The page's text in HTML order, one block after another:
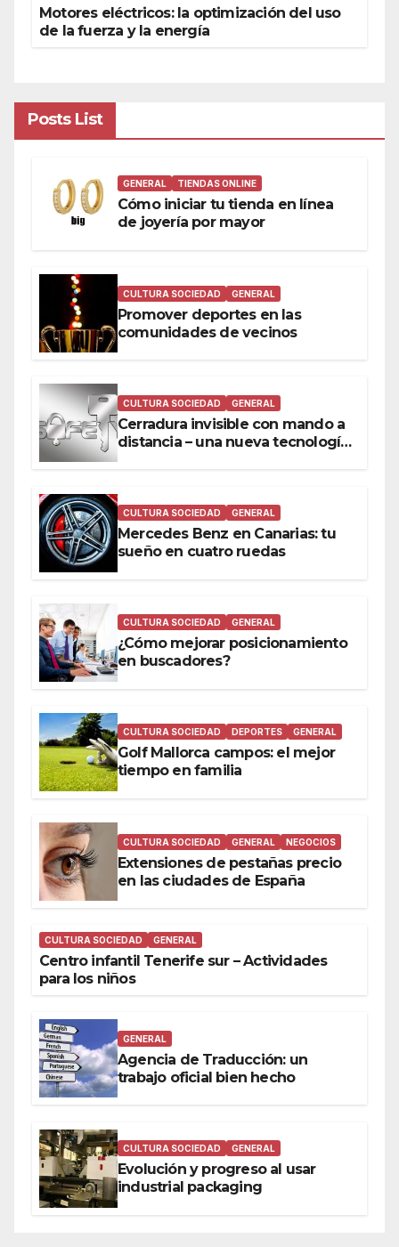
Motores eléctricos: la optimización del uso
de la fuerza y la energía
Posts List
GENERAL TIENDAS ONLINE
Cómo iniciar tu tienda en línea
de joyería por mayor
CULTURA SOCIEDAD GENERAL
Promover deportes en las
comunidades de vecinos
CULTURA SOCIEDAD GENERAL
Cerradura invisible con mando a
distancia – una nueva tecnología
CULTURA SOCIEDAD GENERAL
Mercedes Benz en Canarias: tu
sueño en cuatro ruedas
CULTURA SOCIEDAD GENERAL
¿Cómo mejorar posicionamiento
en buscadores?
CULTURA SOCIEDAD DEPORTES GENERAL
Golf Mallorca campos: el mejor
tiempo en familia
CULTURA SOCIEDAD GENERAL NEGOCIOS
Extensiones de pestañas precio
en las ciudades de España
CULTURA SOCIEDAD GENERAL
Centro infantil Tenerife sur – Actividades
para los niños
GENERAL
Agencia de Traducción: un
trabajo oficial bien hecho
CULTURA SOCIEDAD GENERAL
Evolución y progreso al usar
industrial packaging